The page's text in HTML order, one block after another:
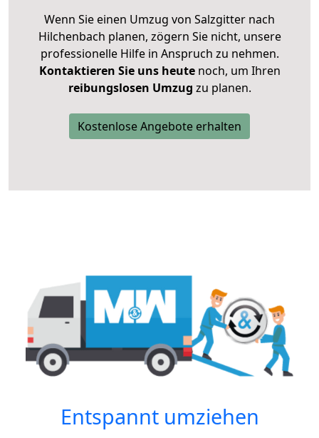
Wenn Sie einen Umzug von Salzgitter nach
Hilchenbach planen, zögern Sie nicht, unsere
professionelle Hilfe in Anspruch zu nehmen.
Kontaktieren Sie uns heutenoch, um Ihren
reibungslosen Umzug zu planen.
Kostenlose Angebote erhalten
Entspannt umziehen